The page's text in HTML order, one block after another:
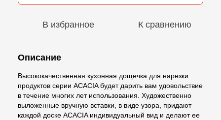
В избранное К сравнению
Описание
Высококачественная кухонная дощечка для нарезки
продуктов серии ACACIA будет дарить вам удовольствие
в течение многих лет использования. Художественно
выложенные вручную вставки, в виде узора, придают
каждой доске ACACIA индивидуальный вид и делают ее